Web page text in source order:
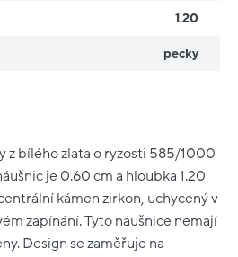
z bílého zlata o ryzosti 585/1000
je 0.60 cm a hloubka 1.20
kámen zirkon, uchycený v
zapínání. Tyto náušnice nemají
Design se zaměřuje na
1.20
pecky